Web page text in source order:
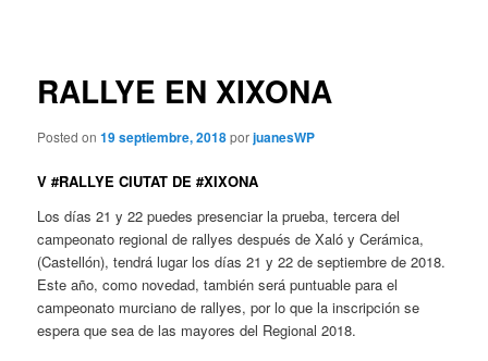
RALLYE EN XIXONA
Posted on19 septiembre, 2018porjuanesWP
V #RALLYE CIUTAT DE #XIXONA
Los días 21 y 22 puedes presenciar la prueba, tercera del
campeonato regional de rallyes después de Xaló y Cerámica,
(Castellón), tendrá lugar los días 21 y 22 de septiembre de 2018.
Este año, como novedad, también será puntuable para el
campeonato murciano de rallyes, por lo que la inscripción se
espera que sea de las mayores del Regional 2018.